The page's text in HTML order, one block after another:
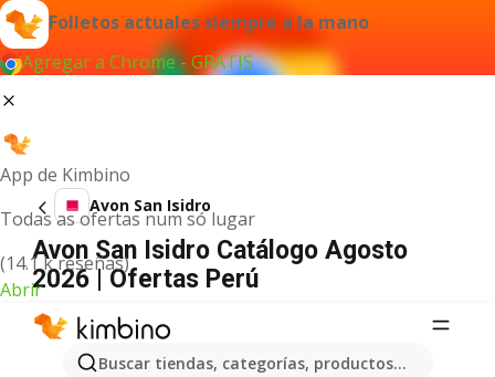
Folletos actuales siempre a la mano
Agregar a Chrome - GRATIS
App de Kimbino
Todas as ofertas num só lugar
(14.1 k reseñas)
Abrir
Buscar tiendas, categorías, productos...
Avon San Isidro
Avon San Isidro Catálogo Agosto
2026 | Ofertas Perú